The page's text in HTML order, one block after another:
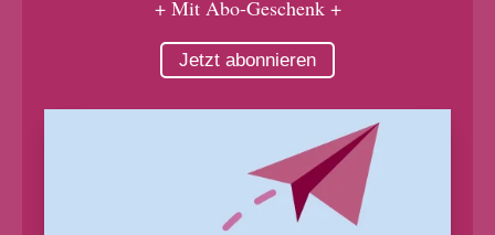
+ Mit Abo-Geschenk +
Jetzt abonnieren